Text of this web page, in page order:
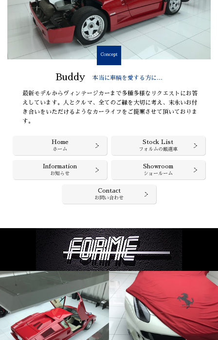
Concept
Buddy 本当に車輌を愛する方に…
最新モデルからヴィンテージカーまで多種多様なリクエストにお答
えしています。人とクルマ、全てのご縁を大切に考え、末永いお付
き合いをいただけるようなカーライフをご提案させて頂いておりま
す。
Home
ホーム
Stock List
フォルムの厳選車
Information
お知らせ
Showroom
ショールーム
Contact
お問い合わせ